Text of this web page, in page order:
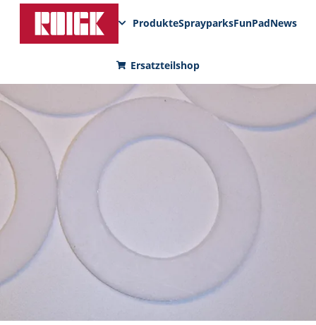
ProdukteSprayparksFunPadNews
Ersatzteilshop